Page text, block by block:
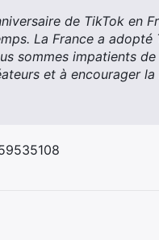
de TikTok en
La France a
sommes impatients
et à encourager